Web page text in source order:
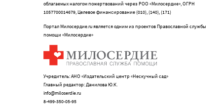
облагаемых налогом пожертвований через РОО «Милосердие», ОГРН
1057700014679, Целевое финансирование (010), (140), (171)
Портал Милосердие.ru является одним из проектов Православной службы
помощи «Милосердие»
Учредитель: АНО «Издательский центр «Нескучный сад»
Главный редактор: Данилова Ю.К.
info@miloserdie.ru
8-499-350-05-95